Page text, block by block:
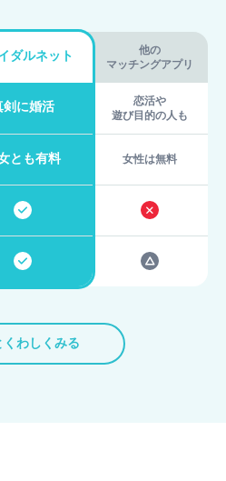
ダルネット
剣に婚活
とも有料
他の
マッチングアプリ
恋活や
遊び目的の人も
女性は無料
くわしくみる